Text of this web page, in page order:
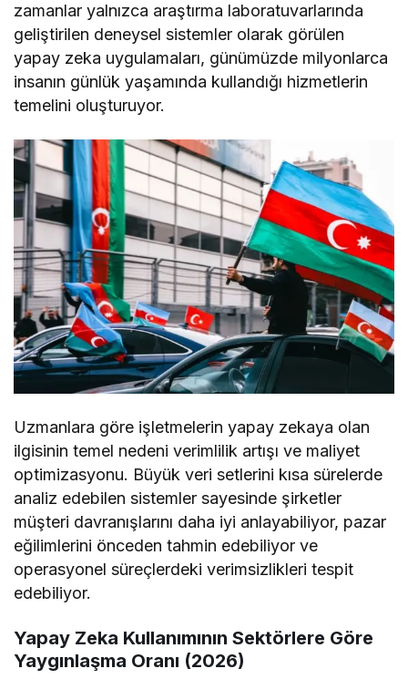
zamanlar yalnızca araştırma laboratuvarlarında
geliştirilen deneysel sistemler olarak görülen
yapay zeka uygulamaları, günümüzde milyonlarca
insanın günlük yaşamında kullandığı hizmetlerin
temelini oluşturuyor.
Uzmanlara göre işletmelerin yapay zekaya olan
ilgisinin temel nedeni verimlilik artışı ve maliyet
optimizasyonu. Büyük veri setlerini kısa sürelerde
analiz edebilen sistemler sayesinde şirketler
müşteri davranışlarını daha iyi anlayabiliyor, pazar
eğilimlerini önceden tahmin edebiliyor ve
operasyonel süreçlerdeki verimsizlikleri tespit
edebiliyor.
Yapay Zeka Kullanımının Sektörlere Göre
Yaygınlaşma Oranı (2026)